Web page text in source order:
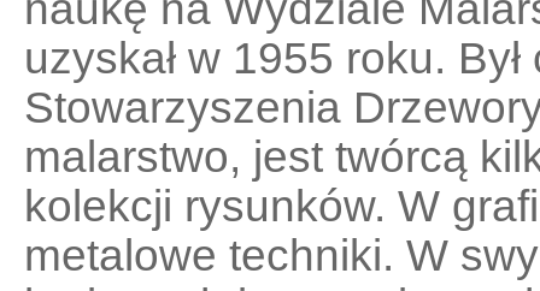
uzyskał w 1955 roku.
Stowarzyszenia
malarstwo, jest twórcą
kolekcji rysunków. W
metalowe techniki. W